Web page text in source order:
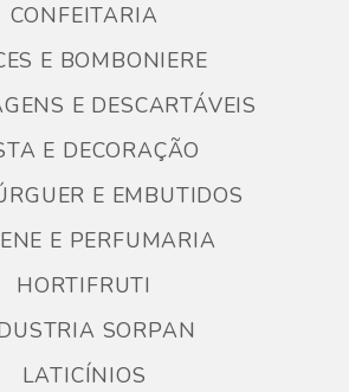
CONFEITARIA
E BOMBONIERE
E DESCARTÁVEIS
E DECORAÇÃO
E EMBUTIDOS
E PERFUMARIA
HORTIFRUTI
SORPAN
LATICÍNIOS